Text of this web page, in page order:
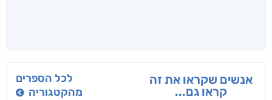
אנשים שקראו את זה
קראו גם...
לכל הספרים
מהקטגוריה